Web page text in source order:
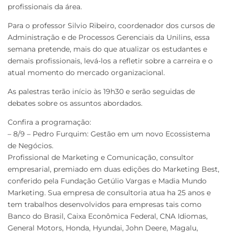
profissionais da área.
Para o professor Silvio Ribeiro, coordenador dos cursos de
Administração e de Processos Gerenciais da Unilins, essa
semana pretende, mais do que atualizar os estudantes e
demais profissionais, levá-los a refletir sobre a carreira e o
atual momento do mercado organizacional.
As palestras terão início às 19h30 e serão seguidas de
debates sobre os assuntos abordados.
Confira a programação:
– 8/9 – Pedro Furquim: Gestão em um novo Ecossistema
de Negócios.
Profissional de Marketing e Comunicação, consultor
empresarial, premiado em duas edições do Marketing Best,
conferido pela Fundação Getúlio Vargas e Madia Mundo
Marketing. Sua empresa de consultoria atua ha 25 anos e
tem trabalhos desenvolvidos para empresas tais como
Banco do Brasil, Caixa Econômica Federal, CNA Idiomas,
General Motors, Honda, Hyundai, John Deere, Magalu,